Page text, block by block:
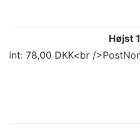
Højst
78,00 DKK<br /